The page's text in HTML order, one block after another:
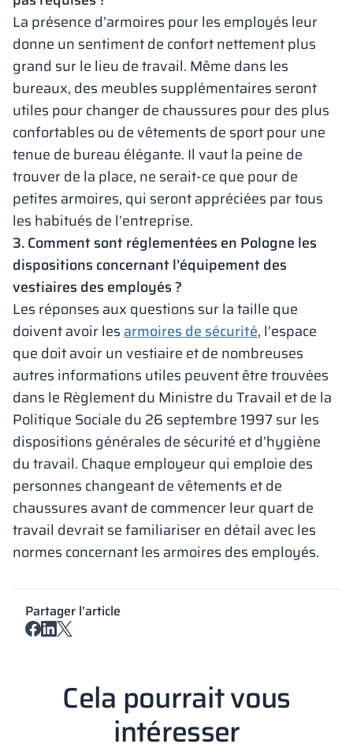
La présence d’armoires pour les employés leur
donne un sentiment de confort nettement plus
grand sur le lieu de travail. Même dans les
bureaux, des meubles supplémentaires seront
utiles pour changer de chaussures pour des plus
confortables ou de vêtements de sport pour une
tenue de bureau élégante. Il vaut la peine de
trouver de la place, ne serait-ce que pour de
petites armoires, qui seront appréciées par tous
les habitués de l’entreprise.
3. Comment sont réglementées en Pologne les
dispositions concernant l’équipement des
vestiaires des employés ?
Les réponses aux questions sur la taille que
doivent avoir lesarmoires de sécurité, l’espace
que doit avoir un vestiaire et de nombreuses
autres informations utiles peuvent être trouvées
dans le Règlement du Ministre du Travail et de la
Politique Sociale du 26 septembre 1997 sur les
dispositions générales de sécurité et d’hygiène
du travail. Chaque employeur qui emploie des
personnes changeant de vêtements et de
chaussures avant de commencer leur quart de
travail devrait se familiariser en détail avec les
normes concernant les armoires des employés.
Partager l’article
Cela pourrait vous
intéresser